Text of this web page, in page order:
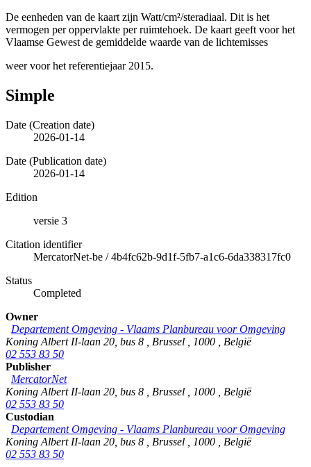
De eenheden van de kaart zijn Watt/cm²/steradiaal. Dit is het
vermogen per oppervlakte per ruimtehoek. De kaart geeft voor het
Vlaamse Gewest de gemiddelde waarde van de lichtemisses
weer voor het referentiejaar 2015.
Simple
Date (Creation date)
2026-01-14
Date (Publication date)
2026-01-14
Edition
versie 3
Citation identifier
MercatorNet-be /4b4fc62b-9d1f-5fb7-a1c6-6da338317fc0
Status
Completed
Owner
Departement Omgeving - Vlaams Planbureau voor Omgeving
Koning Albert II-laan 20, bus 8
Brussel 1000
België
02 553 83 50
Publisher
MercatorNet
Koning Albert II-laan 20, bus 8
Brussel 1000
België
02 553 83 50
Custodian
Departement Omgeving - Vlaams Planbureau voor Omgeving
Koning Albert II-laan 20, bus 8
Brussel 1000
België
02 553 83 50